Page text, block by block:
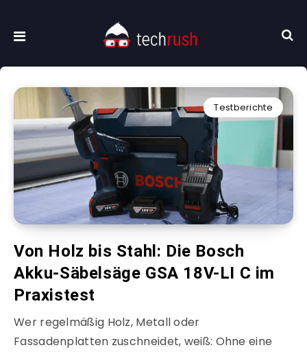
Testberichte
Von Holz bis Stahl: Die Bosch
Akku-Säbelsäge GSA 18V-LI C im
Praxistest
Wer regelmäßig Holz, Metall oder
Fassadenplatten zuschneidet, weiß: Ohne eine